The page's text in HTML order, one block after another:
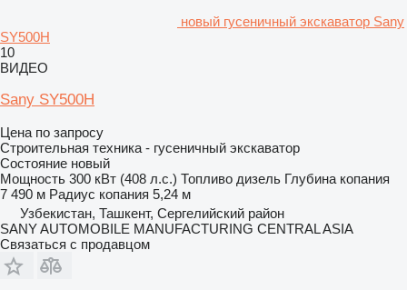
новый гусеничный экскаватор Sany
SY500H
10
ВИДЕО
Sany SY500H
Цена по запросу
Строительная техника - гусеничный экскаватор
Состояние новый
Мощность 300 кВт (408 л.с.) Топливо дизель Глубина копания
7 490 м Радиус копания 5,24 м
Узбекистан, Ташкент, Сергелийский район
SANY AUTOMOBILE MANUFACTURING CENTRAL ASIA
Связаться с продавцом